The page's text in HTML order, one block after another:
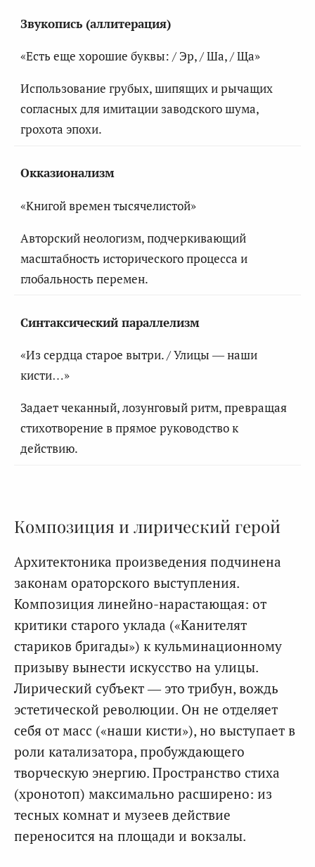
Звукопись (аллитерация)
«Есть еще хорошие буквы: / Эр, / Ша, / Ща»
Использование грубых, шипящих и рычащих
согласных для имитации заводского шума,
грохота эпохи.
Окказионализм
«Книгой времен тысячелистой»
Авторский неологизм, подчеркивающий
масштабность исторического процесса и
глобальность перемен.
Синтаксический параллелизм
«Из сердца старое вытри. / Улицы — наши
кисти…»
Задает чеканный, лозунговый ритм, превращая
стихотворение в прямое руководство к
действию.
Композиция и лирический герой
Архитектоника произведения подчинена
законам ораторского выступления.
Композиция линейно-нарастающая: от
критики старого уклада («Канителят
стариков бригады») к кульминационному
призыву вынести искусство на улицы.
Лирический субъект — это трибун, вождь
эстетической революции. Он не отделяет
себя от масс («наши кисти»), но выступает в
роли катализатора, пробуждающего
творческую энергию. Пространство стиха
(хронотоп) максимально расширено: из
тесных комнат и музеев действие
переносится на площади и вокзалы.